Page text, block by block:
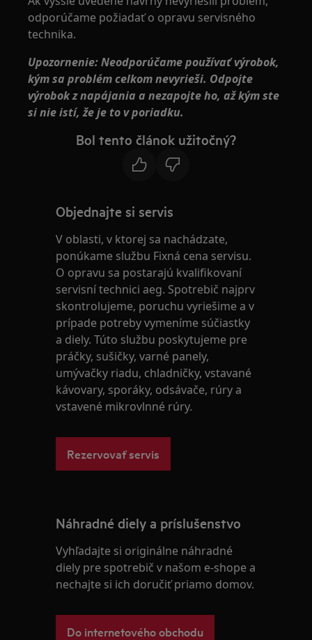
odporúčame požiadať o opravu servisného
technika.
Upozornenie: Neodporúčame používať výrobok,
kým sa problém celkom nevyrieši. Odpojte
výrobok z napájania a nezapojte ho, až kým ste
si nie istí, že je to v poriadku.
Bol tento článok užitočný?
Objednajte si servis
V oblasti, v ktorej sa nachádzate,
ponúkame službu Fixná cena servisu.
O opravu sa postarajú kvalifikovaní
servisní technici aeg. Spotrebič najprv
skontrolujeme, poruchu vyriešime a v
prípade potreby vymeníme súčiastky
a diely. Túto službu poskytujeme pre
práčky, sušičky, varné panely,
umývačky riadu, chladničky, vstavané
kávovary, sporáky, odsávače, rúry a
vstavené mikrovlnné rúry.
Rezervovať servis
Náhradné diely a príslušenstvo
Vyhľadajte si originálne náhradné
diely pre spotrebič v našom e-shope a
nechajte si ich doručiť priamo domov.
Do internetového obchodu